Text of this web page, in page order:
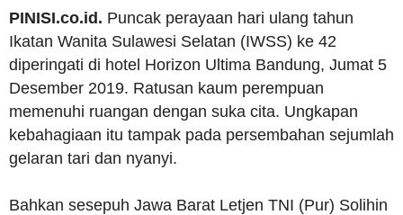
PINISI.co.id. Puncak perayaan hari ulang tahun
Ikatan Wanita Sulawesi Selatan (IWSS) ke 42
diperingati di hotel Horizon Ultima Bandung, Jumat 5
Desember 2019. Ratusan kaum perempuan
memenuhi ruangan dengan suka cita. Ungkapan
kebahagiaan itu tampak pada persembahan sejumlah
gelaran tari dan nyanyi.
Bahkan sesepuh Jawa Barat Letjen TNI (Pur) Solihin